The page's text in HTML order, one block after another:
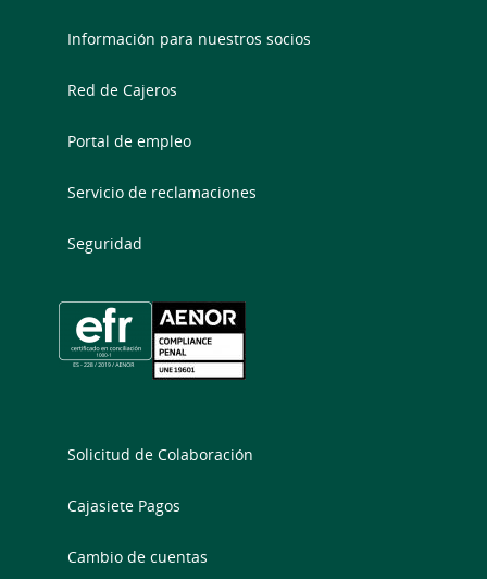
Información para nuestros socios
Red de Cajeros
Portal de empleo
Servicio de reclamaciones
Seguridad
Solicitud de Colaboración
Cajasiete Pagos
Cambio de cuentas